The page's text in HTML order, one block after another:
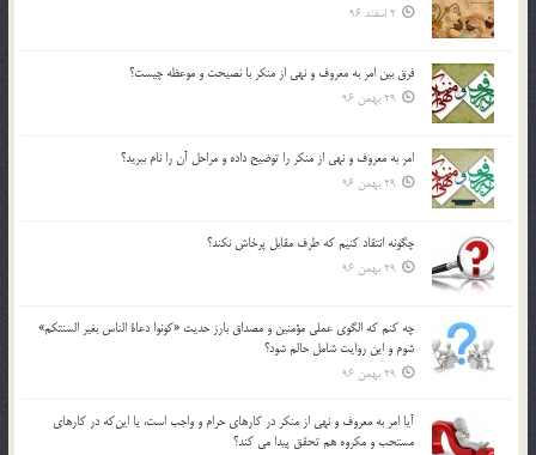
2 اسفند 96
فرق بين امر به معروف و نهي از منكر با نصيحت و موعظه چيست؟
29 بهمن 96
امر به معروف و نهي از منكر را توضيح داده و مراحل آن را نام ببريد؟
29 بهمن 96
چگونه انتقاد كنيم كه طرف مقابل پرخاش نكند؟
29 بهمن 96
چه كنم كه الگوي عملي مؤمنين و مصداق بارز حديث «كونوا دعاة الناس بغير السنتكم»
شوم و اين روايت شامل حالم شود؟
29 بهمن 96
آيا امر به معروف و نهي از منكر در كارهاي حرام و واجب است، يا اين‌كه در كارهاي
مستحب و مكروه هم تحقق پيدا مي كند؟